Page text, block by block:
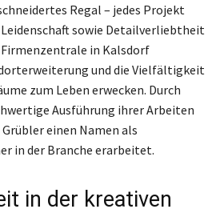
Regal – jedes Projekt
sowie Detailverliebtheit
in Kalsdorf
und die Vielfältigkeit
zum Leben erwecken. Durch
Ausführung ihrer Arbeiten
einen Namen als
in der Branche erarbeitet.
in der kreativen